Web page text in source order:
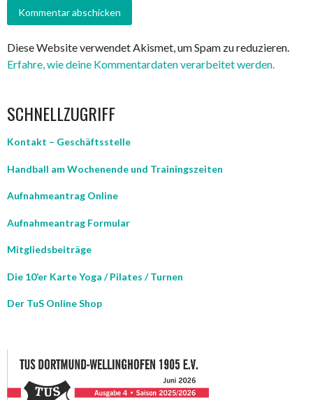
Diese Website verwendet Akismet, um Spam zu reduzieren.
Erfahre, wie deine Kommentardaten verarbeitet werden.
SCHNELLZUGRIFF
Kontakt – Geschäftsstelle
Handball am Wochenende und Trainingszeiten
Aufnahmeantrag Online
Aufnahmeantrag Formular
Mitgliedsbeiträge
Die 10’er Karte Yoga / Pilates / Turnen
Der TuS Online Shop